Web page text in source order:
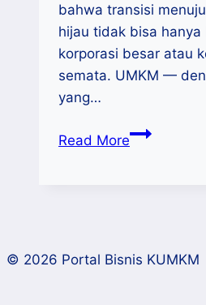
bahwa transisi
hijau tidak bisa
korporasi besar atau
semata. UMKM —
yang…
Read MoreWirausaha
Bumi
© 2026 Portal Bisnis KUMKM